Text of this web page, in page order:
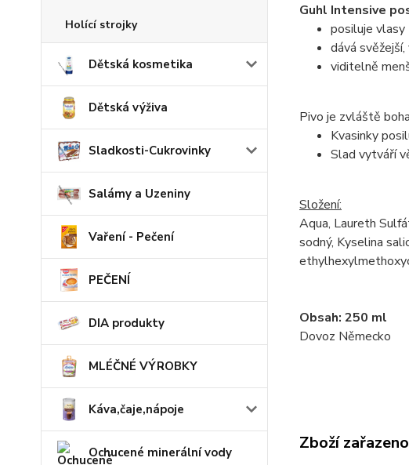
Holící strojky
Dětská kosmetika
Dětská výživa
Sladkosti-Cukrovinky
Salámy a Uzeniny
Vaření - Pečení
PEČENÍ
DIA produkty
MLÉČNÉ VÝROBKY
Káva,čaje,nápoje
Ochucené minerální vody
Guhl Intensive
posiluje vlasy
dává
viditelně
Pivo je zvláště
Kvasinky
Slad vytváří
Složení:
Aqua, Laureth
sodný, Kyselina
Obsah: 250 ml
Dovoz Německo
Zboží